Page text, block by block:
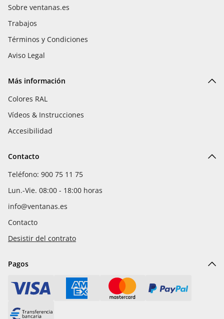
Sobre ventanas.es
Trabajos
Términos y Condiciones
Aviso Legal
Más información
Colores RAL
Vídeos & Instrucciones
Accesibilidad
Contacto
Teléfono: 900 75 11 75
Lun.-Vie. 08:00 - 18:00 horas
info@ventanas.es
Contacto
Desistir del contrato
Pagos